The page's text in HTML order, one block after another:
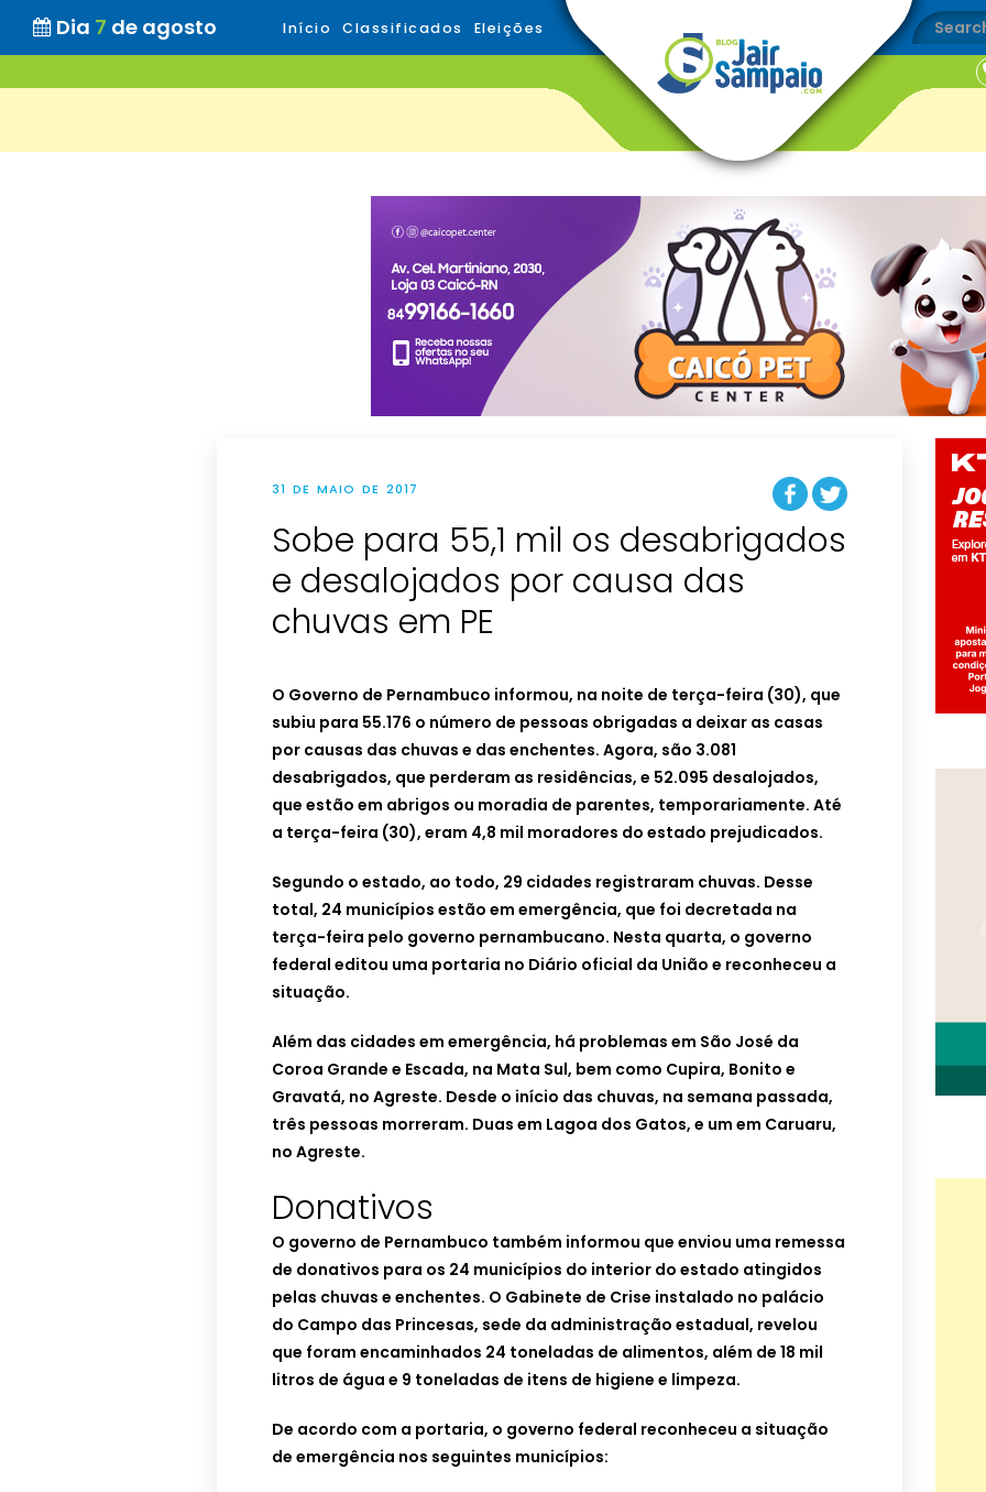
Dia 7 de agosto Início Classificados Eleições
31 DE MAIO DE 2017
Sobe para 55,1 mil os desabrigados
e desalojados por causa das
chuvas em PE
O Governo de Pernambuco informou, na noite de terça-feira (30), que
subiu para 55.176 o número de pessoas obrigadas a deixar as casas
por causas das chuvas e das enchentes. Agora, são 3.081
desabrigados, que perderam as residências, e 52.095 desalojados,
que estão em abrigos ou moradia de parentes, temporariamente. Até
a terça-feira (30), eram 4,8 mil moradores do estado prejudicados.
Segundo o estado, ao todo, 29 cidades registraram chuvas. Desse
total, 24 municípios estão em emergência, que foi decretada na
terça-feira pelo governo pernambucano. Nesta quarta, o governo
federal editou uma portaria no Diário oficial da União e reconheceu a
situação.
Além das cidades em emergência, há problemas em São José da
Coroa Grande e Escada, na Mata Sul, bem como Cupira, Bonito e
Gravatá, no Agreste. Desde o início das chuvas, na semana passada,
três pessoas morreram. Duas em Lagoa dos Gatos, e um em Caruaru,
no Agreste.
Donativos
O governo de Pernambuco também informou que enviou uma remessa
de donativos para os 24 municípios do interior do estado atingidos
pelas chuvas e enchentes. O Gabinete de Crise instalado no palácio
do Campo das Princesas, sede da administração estadual, revelou
que foram encaminhados 24 toneladas de alimentos, além de 18 mil
litros de água e 9 toneladas de itens de higiene e limpeza.
De acordo com a portaria, o governo federal reconheceu a situação
de emergência nos seguintes municípios: